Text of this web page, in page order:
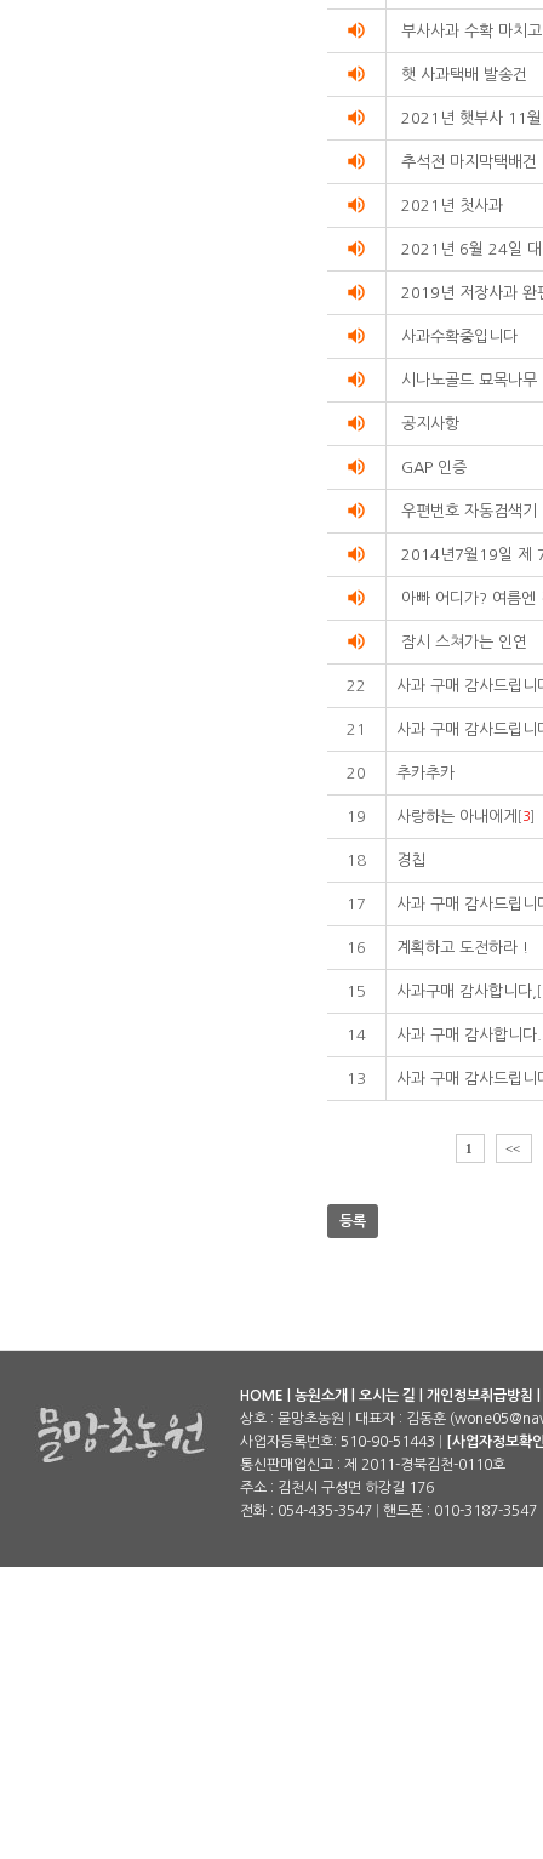
volume_up 부사사과 수확 마치
volume_up 햇 사과택배 발송건
volume_up 2021년 햇부사 11
volume_up 추석전 마지막택배건
volume_up 2021년 첫사과
volume_up 2021년 6월 24일 대
volume_up 2019년 저장사과 완
volume_up 사과수확중입니다
volume_up 시나노골드 묘목나무
volume_up 공지사항
volume_up GAP 인증
volume_up 우편번호 자동검
volume_up 2014년7월19일 제
volume_up 아빠 어디가? 여름엔
volume_up 잠시 스쳐가는 인연
22 사과 구매 감사드립니
21 사과 구매 감사드립니
20 추카추카
19 사랑하는 아내에게 3
18 경칩
17 사과 구매 감사드립니
16 계획하고 도전하라 !
15 사과구매 감사합니다,
14 사과 구매 감사합니다.
13 사과 구매 감사드립니
1 <<
등록
HOME 농원소개 오시는 길 개인정보취급방침
상호 : 물망초농원
대표자 : 김동훈
사업자등록번호: 510-90-51443
[사업자정보확
통신판매업신고 : 제 2011-경북김천-0110호
주소 : 김천시 구성면 하강길 176
전화 : 054-435-3547
핸드폰 : 010-3187-3547